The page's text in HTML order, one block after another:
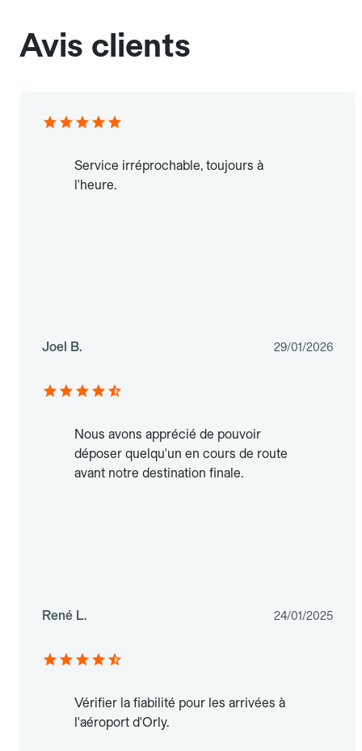
Avis clients
Service irréprochable, toujours à
l'heure.
Joel B. 29/01/2026
Nous avons apprécié de pouvoir
déposer quelqu'un en cours de route
avant notre destination finale.
René L. 24/01/2025
Vérifier la fiabilité pour les arrivées à
l'aéroport d'Orly.